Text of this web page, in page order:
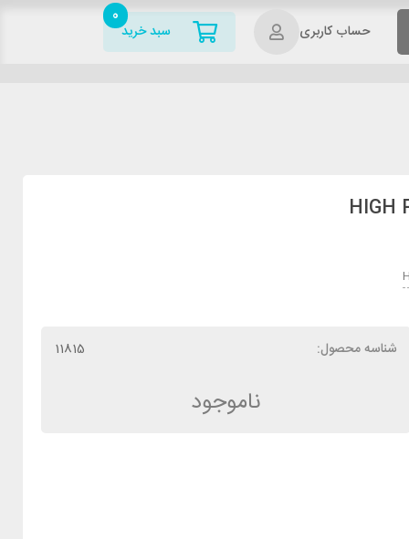
حساب کاربری سبد خرید
0
شناسه محصول: 11815
ناموجود